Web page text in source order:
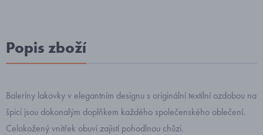
Popis zboží
Baleríny lakovky v elegantním designu s originální textilní ozdobou na
špici jsou dokonalým doplňkem každého společenského oblečení.
Celokožený vnitřek obuvi zajistí pohodlnou chůzi.